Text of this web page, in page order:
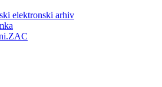
elektronski arhiv